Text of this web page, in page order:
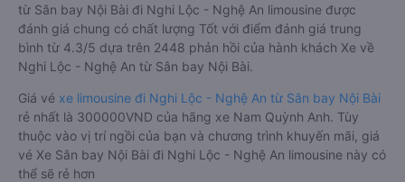
từ Sân bay Nội Bài đi Nghi Lộc - Nghệ An limousine được
đánh giá chung có chất lượng Tốt với điểm đánh giá trung
bình từ 4.3/5 dựa trên 2448 phản hồi của hành khách Xe về
Nghi Lộc - Nghệ An từ Sân bay Nội Bài.
Giá vé xe limousine đi Nghi Lộc - Nghệ An từ Sân bay Nội Bài
rẻ nhất là 300000VND của hãng xe Nam Quỳnh Anh. Tùy
thuộc vào vị trí ngồi của bạn và chương trình khuyến mãi, giá
vé Xe Sân bay Nội Bài đi Nghi Lộc - Nghệ An limousine này có
thể sẽ rẻ hơn